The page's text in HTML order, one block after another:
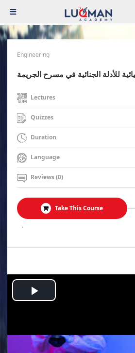
Engineering
للأدلة الجنائية في مسرح الجريمة
Lectures
Quizzes
Duration
Language
Reviews (0)
Take This Course
.
Play